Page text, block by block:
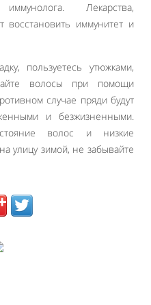
Лекарства,
восстановить иммунитет и
пользуетесь утюжками,
волосы при помощи
случае пряди будут
и безжизненными.
волос и низкие
улицу зимой, не забывайте